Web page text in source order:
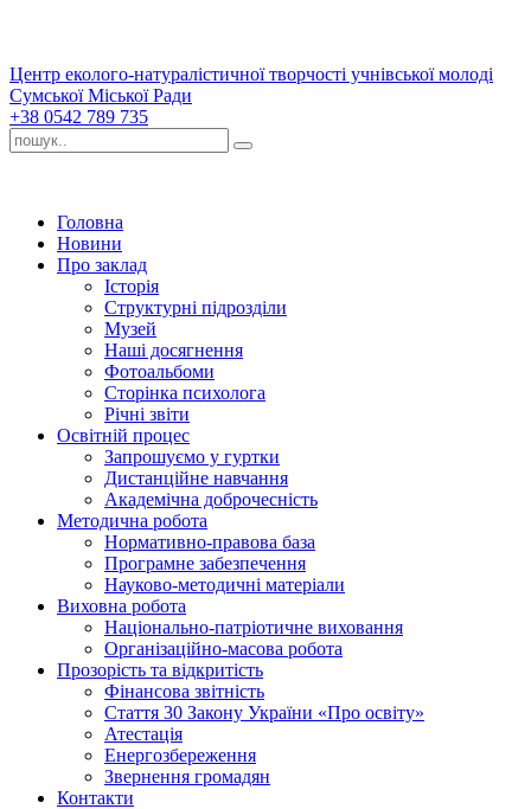
Центр еколого-натуралістичної творчості учнівської молоді
Сумської Міської Ради
+38 0542 789 735
Головна
Новини
Про заклад
Історія
Структурні підрозділи
Музей
Наші досягнення
Фотоальбоми
Сторінка психолога
Річні звіти
Освітній процес
Запрошуємо у гуртки
Дистанційне навчання
Академічна доброчесність
Методична робота
Нормативно-правова база
Програмне забезпечення
Науково-методичні матеріали
Виховна робота
Національно-патріотичне виховання
Організаційно-масова робота
Прозорість та відкритість
Фінансова звітність
Стаття 30 Закону України «Про освіту»
Атестація
Енергозбереження
Звернення громадян
Контакти